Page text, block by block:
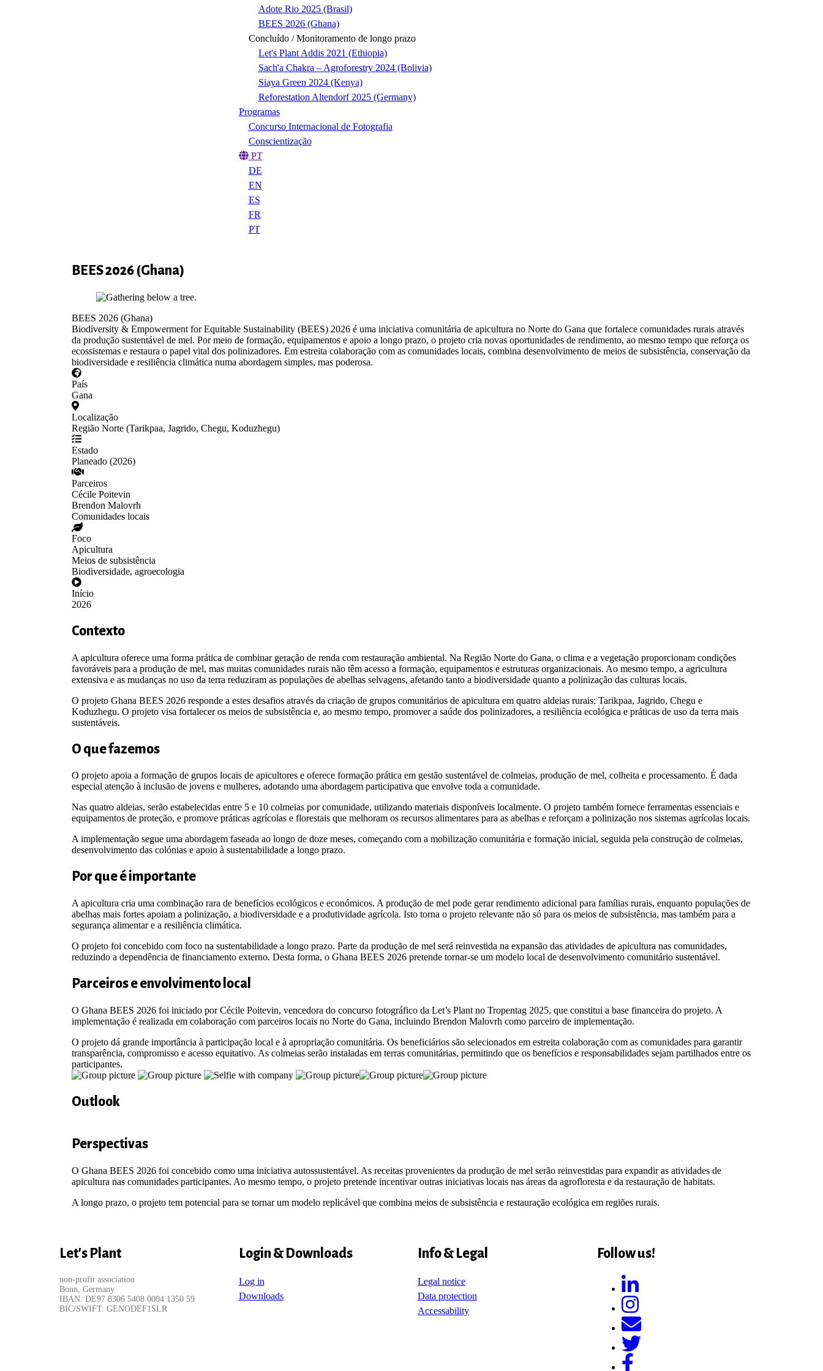
Adote Rio 2025 (Brasil)
BEES 2026 (Ghana)
Concluído / Monitoramento de longo prazo
Let's Plant Addis 2021 (Ethiopia)
Sach'a Chakra – Agroforestry 2024 (Bolivia)
Siaya Green 2024 (Kenya)
Reforestation Altendorf 2025 (Germany)
Programas
Concurso Internacional de Fotografia
Conscientização
PT
DE
EN
ES
FR
PT
BEES 2026 (Ghana)
BEES 2026 (Ghana)
Biodiversity & Empowerment for Equitable Sustainability (BEES) 2026 é uma iniciativa comunitária de apicultura no Norte do Gana que fortalece comunidades rurais através
da produção sustentável de mel. Por meio de formação, equipamentos e apoio a longo prazo, o projeto cria novas oportunidades de rendimento, ao mesmo tempo que reforça os
ecossistemas e restaura o papel vital dos polinizadores. Em estreita colaboração com as comunidades locais, combina desenvolvimento de meios de subsistência, conservação da
biodiversidade e resiliência climática numa abordagem simples, mas poderosa.
País
Gana
Localização
Região Norte (Tarikpaa, Jagrido, Chegu, Koduzhegu)
Estado
Planeado (2026)
Parceiros
Cécile Poitevin
Brendon Malovrh
Comunidades locais
Foco
Apicultura
Meios de subsistência
Biodiversidade, agroecologia
Início
2026
Contexto
A apicultura oferece uma forma prática de combinar geração de renda com restauração ambiental. Na Região Norte do Gana, o clima e a vegetação proporcionam condições
favoráveis para a produção de mel, mas muitas comunidades rurais não têm acesso a formação, equipamentos e estruturas organizacionais. Ao mesmo tempo, a agricultura
extensiva e as mudanças no uso da terra reduziram as populações de abelhas selvagens, afetando tanto a biodiversidade quanto a polinização das culturas locais.
O projeto Ghana BEES 2026 responde a estes desafios através da criação de grupos comunitários de apicultura em quatro aldeias rurais: Tarikpaa, Jagrido, Chegu e
Koduzhegu. O projeto visa fortalecer os meios de subsistência e, ao mesmo tempo, promover a saúde dos polinizadores, a resiliência ecológica e práticas de uso da terra mais
sustentáveis.
O que fazemos
O projeto apoia a formação de grupos locais de apicultores e oferece formação prática em gestão sustentável de colmeias, produção de mel, colheita e processamento. É dada
especial atenção à inclusão de jovens e mulheres, adotando uma abordagem participativa que envolve toda a comunidade.
Nas quatro aldeias, serão estabelecidas entre 5 e 10 colmeias por comunidade, utilizando materiais disponíveis localmente. O projeto também fornece ferramentas essenciais e
equipamentos de proteção, e promove práticas agrícolas e florestais que melhoram os recursos alimentares para as abelhas e reforçam a polinização nos sistemas agrícolas locais.
A implementação segue uma abordagem faseada ao longo de doze meses, começando com a mobilização comunitária e formação inicial, seguida pela construção de colmeias,
desenvolvimento das colónias e apoio à sustentabilidade a longo prazo.
Por que é importante
A apicultura cria uma combinação rara de benefícios ecológicos e económicos. A produção de mel pode gerar rendimento adicional para famílias rurais, enquanto populações de
abelhas mais fortes apoiam a polinização, a biodiversidade e a produtividade agrícola. Isto torna o projeto relevante não só para os meios de subsistência, mas também para a
segurança alimentar e a resiliência climática.
O projeto foi concebido com foco na sustentabilidade a longo prazo. Parte da produção de mel será reinvestida na expansão das atividades de apicultura nas comunidades,
reduzindo a dependência de financiamento externo. Desta forma, o Ghana BEES 2026 pretende tornar-se um modelo local de desenvolvimento comunitário sustentável.
Parceiros e envolvimento local
O Ghana BEES 2026 foi iniciado por Cécile Poitevin, vencedora do concurso fotográfico da Let’s Plant no Tropentag 2025, que constitui a base financeira do projeto. A
implementação é realizada em colaboração com parceiros locais no Norte do Gana, incluindo Brendon Malovrh como parceiro de implementação.
O projeto dá grande importância à participação local e à apropriação comunitária. Os beneficiários são selecionados em estreita colaboração com as comunidades para garantir
transparência, compromisso e acesso equitativo. As colmeias serão instaladas em terras comunitárias, permitindo que os benefícios e responsabilidades sejam partilhados entre os
participantes.
Outlook
Perspectivas
O Ghana BEES 2026 foi concebido como uma iniciativa autossustentável. As receitas provenientes da produção de mel serão reinvestidas para expandir as atividades de
apicultura nas comunidades participantes. Ao mesmo tempo, o projeto pretende incentivar outras iniciativas locais nas áreas da agrofloresta e da restauração de habitats.
A longo prazo, o projeto tem potencial para se tornar um modelo replicável que combina meios de subsistência e restauração ecológica em regiões rurais.
Let's Plant
non-profit association
Bonn, Germany
IBAN: DE97 8306 5408 0004 1350 59
BIC/SWIFT: GENODEF1SLR
Login & Downloads
Log in
Downloads
Info & Legal
Legal notice
Data protection
Accessability
Follow us!